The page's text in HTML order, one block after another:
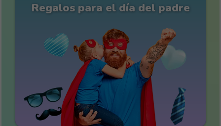
Regalos para el día del padre